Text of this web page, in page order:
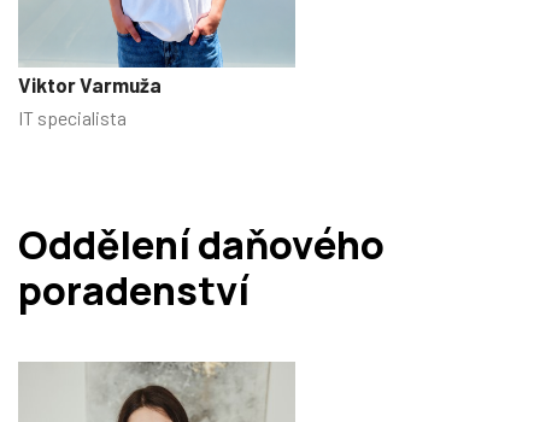
Viktor Varmuža
IT specialista
Oddělení daňového
poradenství